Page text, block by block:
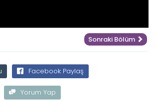
Sonraki Bölüm
Facebook Paylaş
Yorum Yap